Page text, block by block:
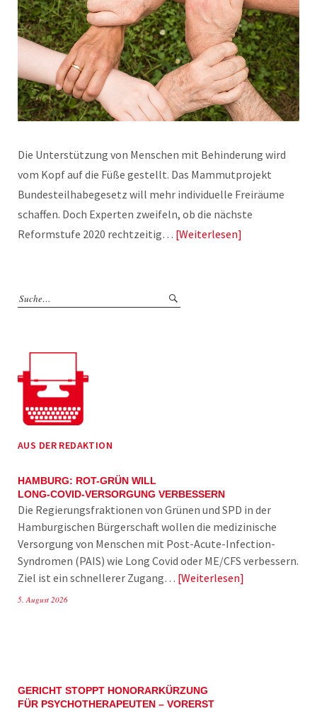
Die Unterstützung von Menschen mit Behinderung wird
vom Kopf auf die Füße gestellt. Das Mammutprojekt
Bundesteilhabegesetz will mehr individuelle Freiräume
schaffen. Doch Experten zweifeln, ob die nächste
Reformstufe 2020 rechtzeitig… Weiterlesen
AUS DER REDAKTION
HAMBURG: ROT-GRÜN WILL
LONG-COVID-VERSORGUNG VERBESSERN
Die Regierungsfraktionen von Grünen und SPD in der
Hamburgischen Bürgerschaft wollen die medizinische
Versorgung von Menschen mit Post-Acute-Infection-
Syndromen (PAIS) wie Long Covid oder ME/CFS verbessern.
Ziel ist ein schnellerer Zugang… Weiterlesen
5. August 2026
GERICHT STOPPT HONORARKÜRZUNG
FÜR PSYCHOTHERAPEUTEN – VORERST